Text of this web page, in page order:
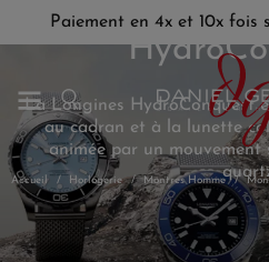
Paiement en 4x et 10x
Accueil Horlogerie Montres Homme
La Longines HydroConquest
au cadran et à la lunette
animée par un mouvement